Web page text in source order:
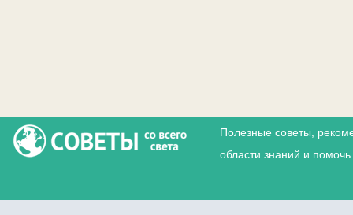
Полезные советы,
области знаний и